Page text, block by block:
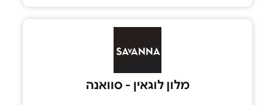
מלון לוגאין - סוואנה